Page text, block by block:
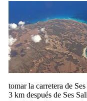
tomar la carretera de
3 km después de Ses